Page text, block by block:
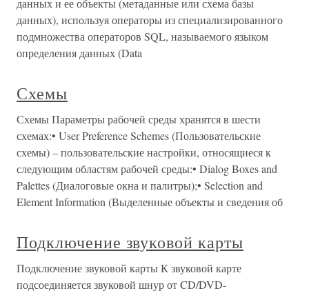
данных и ее объекты (метаданные или схема базы
данных), используя операторы из специализированного
подмножества операторов SQL, называемого языком
определения данных (Data
Схемы
Схемы Параметры рабочей среды хранятся в шести
схемах:• User Preference Schemes (Пользовательские
схемы) – пользовательские настройки, относящиеся к
следующим областям рабочей среды:• Dialog Boxes and
Palettes (Диалоговые окна и палитры);• Selection and
Element Information (Выделенные объекты и сведения об
Подключение звуковой карты
Подключение звуковой карты К звуковой карте
подсоединяется звуковой шнур от CD/DVD-